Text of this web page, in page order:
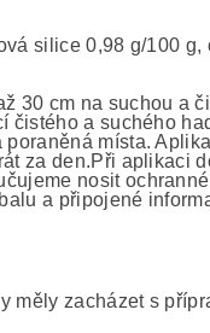
silice 0,98 g/100
30 cm na suchou a
a suchého
místa.
za den.Při aplikaci
nosit
a připojené
měly zacházet s